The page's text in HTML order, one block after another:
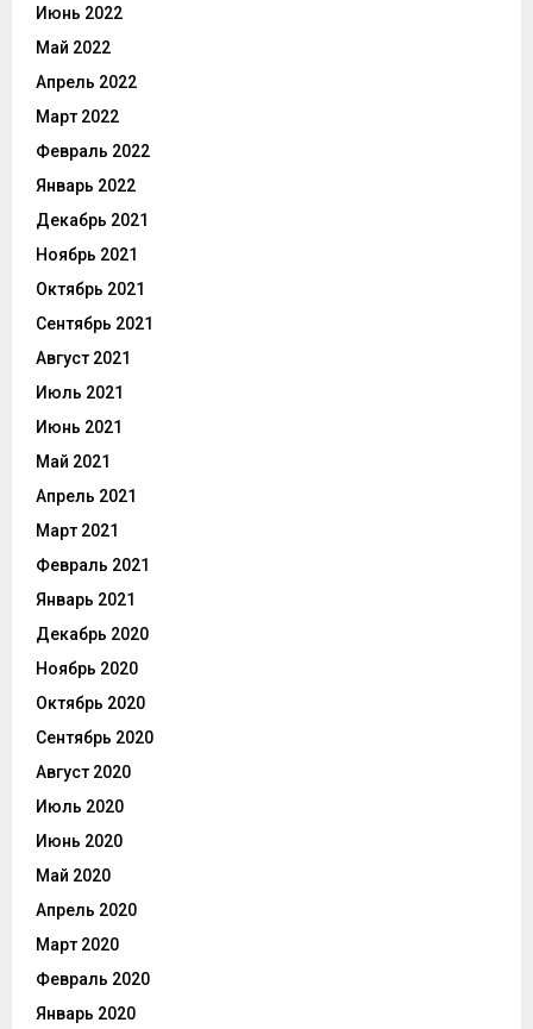
Июнь 2022
Май 2022
Апрель 2022
Март 2022
Февраль 2022
Январь 2022
Декабрь 2021
Ноябрь 2021
Октябрь 2021
Сентябрь 2021
Август 2021
Июль 2021
Июнь 2021
Май 2021
Апрель 2021
Март 2021
Февраль 2021
Январь 2021
Декабрь 2020
Ноябрь 2020
Октябрь 2020
Сентябрь 2020
Август 2020
Июль 2020
Июнь 2020
Май 2020
Апрель 2020
Март 2020
Февраль 2020
Январь 2020